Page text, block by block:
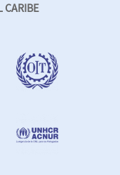
CARIBE